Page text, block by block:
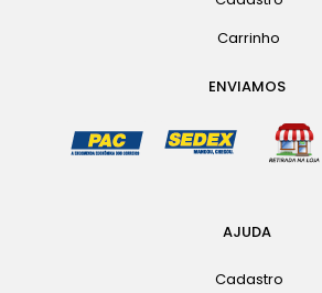
Carrinho
ENVIAMOS
AJUDA
Cadastro